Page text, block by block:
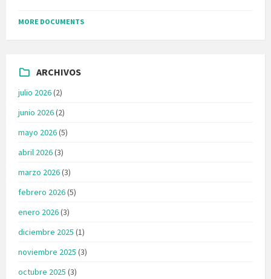
MORE DOCUMENTS
ARCHIVOS
julio 2026(2)
junio 2026(2)
mayo 2026(5)
abril 2026(3)
marzo 2026(3)
febrero 2026(5)
enero 2026(3)
diciembre 2025 (1)
noviembre 2025 (3)
octubre 2025 (3)